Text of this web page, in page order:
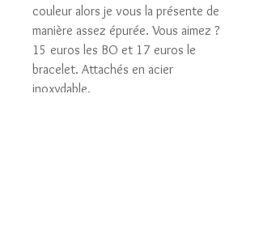
couleur alors je vous la présente de
manière assez épurée. Vous aimez ?
15 euros les BO et 17 euros le
bracelet. Attachés en acier
inoxydable.